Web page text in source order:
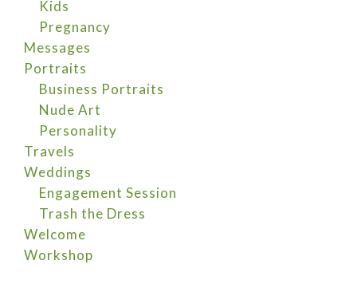
Kids
Pregnancy
Messages
Portraits
Business Portraits
Nude Art
Personality
Travels
Weddings
Engagement Session
Trash the Dress
Welcome
Workshop